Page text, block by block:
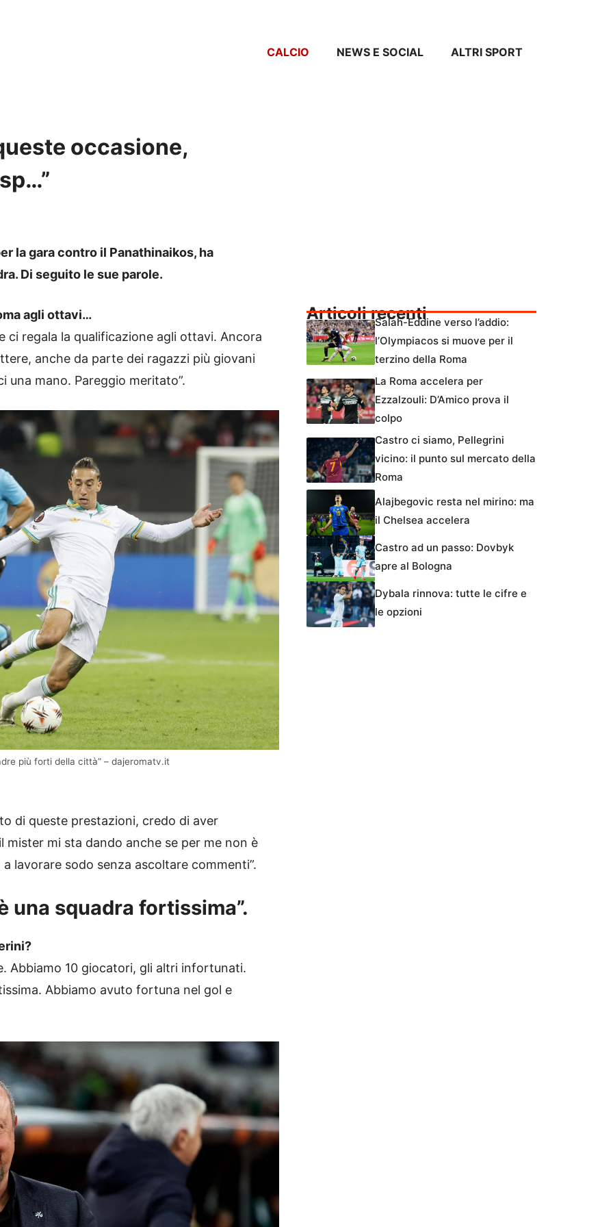
CALCIO NEWS E SOCIAL ALTRI SPORT
occasione,
la gara contro il Panathinaikos, ha
Di seguito le sue parole.
agli ottavi…
regala la qualificazione agli ottavi. Ancora
anche da parte dei ragazzi più giovani
una mano. Pareggio meritato”.
più forti della città” – dajeromatv.it
di queste prestazioni, credo di aver
mi sta dando anche se per me non è
lavorare sodo senza ascoltare commenti”.
una squadra fortissima”.
Abbiamo 10 giocatori, gli altri infortunati.
Abbiamo avuto fortuna nel gol e
Articoli recentiSalah-Eddine verso l’addio:
l’Olympiacos si muove per il
terzino della Roma
La Roma accelera per
Ezzalzouli: D’Amico prova il
colpo
Castro ci siamo, Pellegrini
vicino: il punto sul mercato della
Roma
Alajbegovic resta nel mirino: ma
il Chelsea accelera
Castro ad un passo: Dovbyk
apre al Bologna
Dybala rinnova: tutte le cifre e
le opzioni